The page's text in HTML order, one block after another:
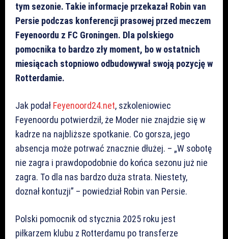
tym sezonie. Takie informacje przekazał Robin van
Persie podczas konferencji prasowej przed meczem
Feyenoordu z FC Groningen. Dla polskiego
pomocnika to bardzo zły moment, bo w ostatnich
miesiącach stopniowo odbudowywał swoją pozycję w
Rotterdamie.
Jak podał Feyenoord24.net, szkoleniowiec
Feyenoordu potwierdził, że Moder nie znajdzie się w
kadrze na najbliższe spotkanie. Co gorsza, jego
absencja może potrwać znacznie dłużej. – „W sobotę
nie zagra i prawdopodobnie do końca sezonu już nie
zagra. To dla nas bardzo duża strata. Niestety,
doznał kontuzji” – powiedział Robin van Persie.
Polski pomocnik od stycznia 2025 roku jest
piłkarzem klubu z Rotterdamu po transferze